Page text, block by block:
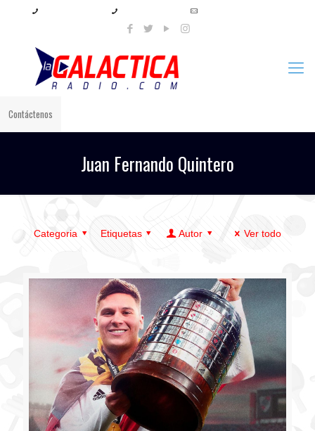
Contáctenos
Juan Fernando Quintero
Categoria Etiquetas Autor Ver todo